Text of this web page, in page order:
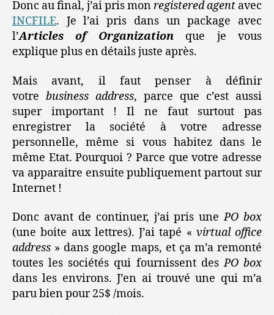
Donc au final, j’ai pris monregistered agent avec
INCFILE. Je l’ai pris dans un package avec
l’Articles of Organizationque je vous
explique plus en détails juste après.
Mais avant, il faut penser à définir
votre business address, parce que c’est aussi
super important ! Il ne faut surtout pas
enregistrer la société à votre adresse
personnelle, même si vous habitez dans le
même Etat. Pourquoi ? Parce que votre adresse
va apparaitre ensuite publiquement partout sur
Internet !
Donc avant de continuer, j’ai pris unePO box
(une boite aux lettres). J’ai tapé « virtual office
address » dans google maps, et ça m’a remonté
toutes les sociétés qui fournissent desPO box
dans les environs. J’en ai trouvé une qui m’a
paru bien pour 25$ /mois.